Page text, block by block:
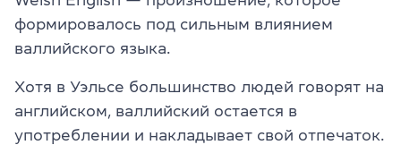
формировалось под сильным влиянием
валлийского языка.
Хотя в Уэльсе большинство людей говорят на
английском, валлийский остается в
употреблении и накладывает свой отпечаток.